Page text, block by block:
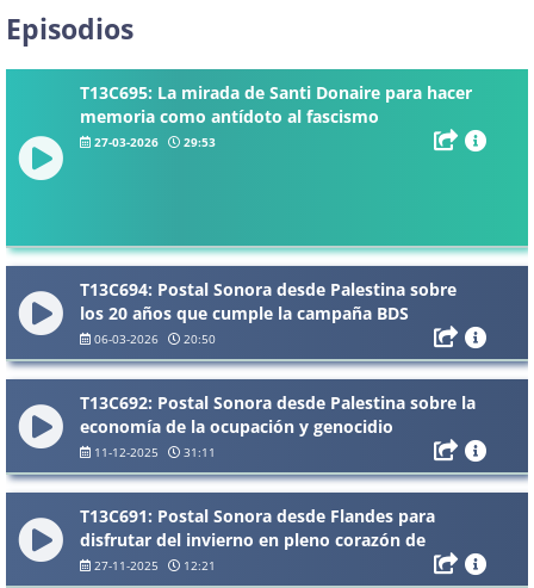
Episodios
T13C695: La mirada de Santi Donaire para hacer
memoria como antídoto al fascismo
27-03-2026 29:53
T13C694: Postal Sonora desde Palestina sobre
los 20 años que cumple la campaña BDS
06-03-2026 20:50
T13C692: Postal Sonora desde Palestina sobre la
economía de la ocupación y genocidio
11-12-2025 31:11
T13C691: Postal Sonora desde Flandes para
disfrutar del invierno en pleno corazón de
Europa
27-11-2025 12:21